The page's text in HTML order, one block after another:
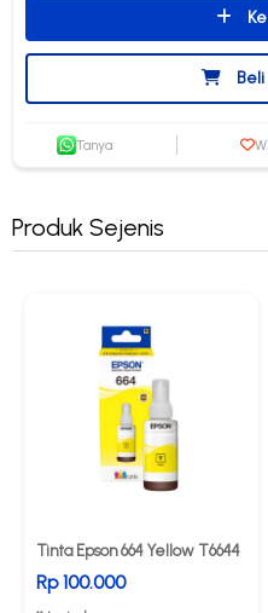
Tanya
Produk Sejenis
Tinta Epson 664 Yellow T6644
Rp 100.000